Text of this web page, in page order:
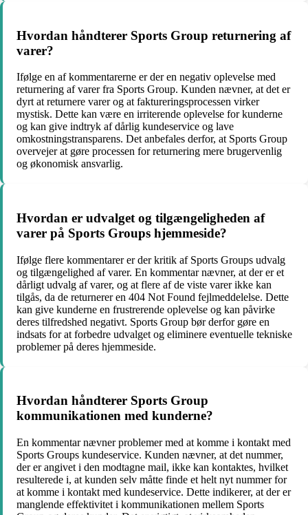
Hvordan håndterer Sports Group returnering af
varer?
Ifølge en af kommentarerne er der en negativ oplevelse med
returnering af varer fra Sports Group. Kunden nævner, at det er
dyrt at returnere varer og at faktureringsprocessen virker
mystisk. Dette kan være en irriterende oplevelse for kunderne
og kan give indtryk af dårlig kundeservice og lave
omkostningstransparens. Det anbefales derfor, at Sports Group
overvejer at gøre processen for returnering mere brugervenlig
og økonomisk ansvarlig.
Hvordan er udvalget og tilgængeligheden af
varer på Sports Groups hjemmeside?
Ifølge flere kommentarer er der kritik af Sports Groups udvalg
og tilgængelighed af varer. En kommentar nævner, at der er et
dårligt udvalg af varer, og at flere af de viste varer ikke kan
tilgås, da de returnerer en 404 Not Found fejlmeddelelse. Dette
kan give kunderne en frustrerende oplevelse og kan påvirke
deres tilfredshed negativt. Sports Group bør derfor gøre en
indsats for at forbedre udvalget og eliminere eventuelle tekniske
problemer på deres hjemmeside.
Hvordan håndterer Sports Group
kommunikationen med kunderne?
En kommentar nævner problemer med at komme i kontakt med
Sports Groups kundeservice. Kunden nævner, at det nummer,
der er angivet i den modtagne mail, ikke kan kontaktes, hvilket
resulterede i, at kunden selv måtte finde et helt nyt nummer for
at komme i kontakt med kundeservice. Dette indikerer, at der er
manglende effektivitet i kommunikationen mellem Sports